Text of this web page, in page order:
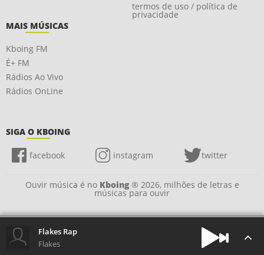
termos de uso / política de
privacidade
MAIS MÚSICAS
Kboing FM
É+ FM
Rádios Ao Vivo
Rádios OnLine
SIGA O KBOING
facebook instagram twitter
Ouvir música é no Kboing® 2026, milhões de letras e
músicas para ouvir
Flakes Rap
Flakes